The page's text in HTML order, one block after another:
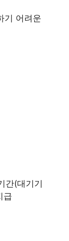
기 어려운
간(대기기
급